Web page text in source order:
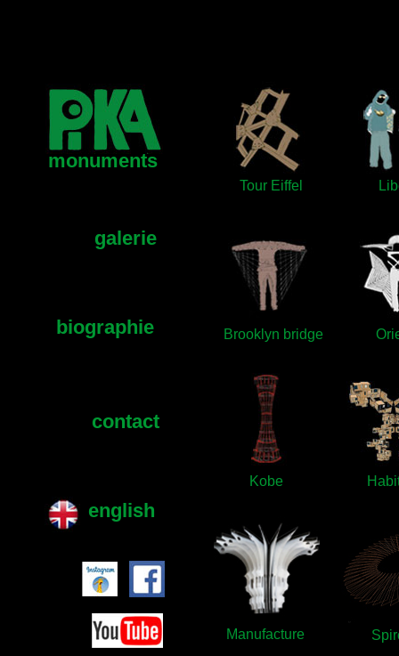
monuments
english
biographie
galerie
contact
Tour Eiffel
Brooklyn bridge
Kobe
Manufacture